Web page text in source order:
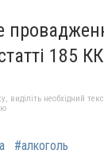
185
необхідний
#алкоголь